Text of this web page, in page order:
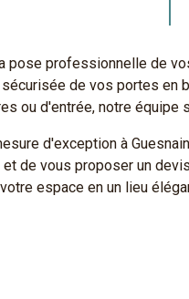
professionnelle de
de vos portes
ou d'entrée, notre
d'exception à
de vous proposer un
espace en un lieu